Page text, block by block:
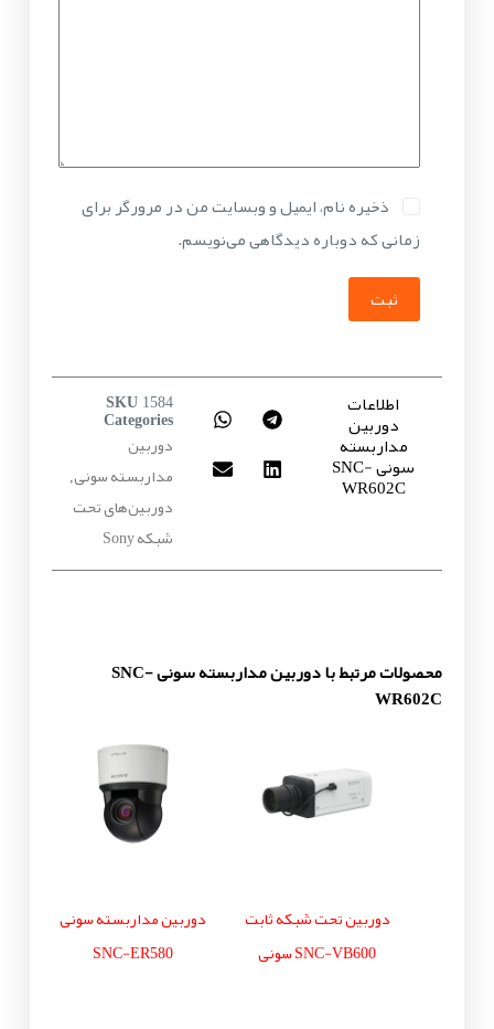
ذخیره نام، ایمیل و وبسایت من در مرورگر برای
زمانی که دوباره دیدگاهی می‌نویسم.
ثبت
اطلاعات
دوربین
مداربسته
سونی SNC-
WR602C
SKU 1584
Categories
دوربین
مداربسته سونی,
دوربین‌های تحت
شبکه Sony
محصولات مرتبط با دوربین مداربسته سونی SNC-
WR602C
دوربین تحت شبکه ثابت
SNC-VB600 سونی
دوربین مداربسته سونی
SNC-ER580